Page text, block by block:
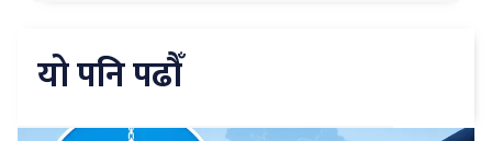
यो पनि पढौँ